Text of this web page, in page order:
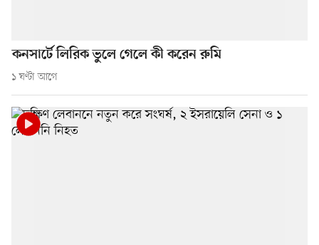
কনসার্টে লিরিক ভুলে গেলে কী করেন রুমি
১ ঘণ্টা আগে